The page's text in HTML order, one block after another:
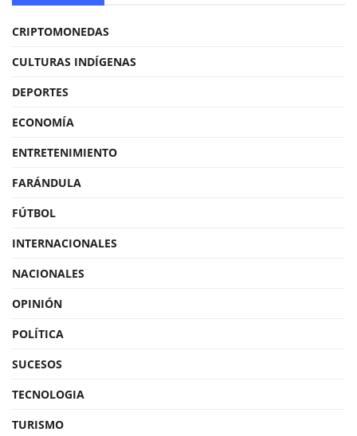
CRIPTOMONEDAS
CULTURAS INDÍGENAS
DEPORTES
ECONOMÍA
ENTRETENIMIENTO
FARÁNDULA
FÚTBOL
INTERNACIONALES
NACIONALES
OPINIÓN
POLÍTICA
SUCESOS
TECNOLOGIA
TURISMO